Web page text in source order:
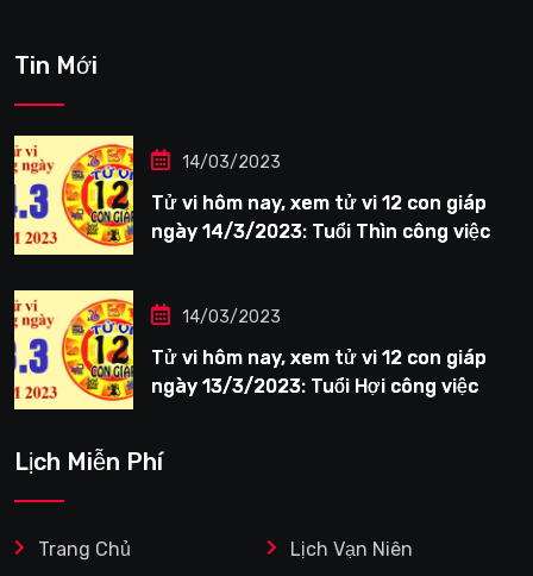
Tin Mới
14/03/2023
Tử vi hôm nay, xem tử vi 12 con giáp
ngày 14/3/2023: Tuổi Thìn công việc
14/03/2023
Tử vi hôm nay, xem tử vi 12 con giáp
ngày 13/3/2023: Tuổi Hợi công việc
Lịch Miễn Phí
Trang Chủ Lịch Vạn Niên